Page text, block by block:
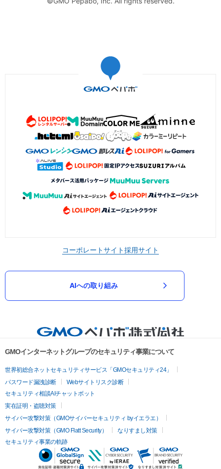
コーポレートサイト採用サイト
AIへの取り組み
GMOインターネットグループのセキュリティ事業について
世界初総合ネットセキュリティサービス「GMOセキュリティ24」
パスワード漏洩診断
Webサイトリスク診断
セキュリティ相談AIチャットボット
実在証明・盗聴対策
サイバー攻撃対策（GMOサイバーセキュリティ byイエラエ）
サイバー攻撃対策（GMO Flatt Security）
なりすまし対策
セキュリティ事業の軌跡